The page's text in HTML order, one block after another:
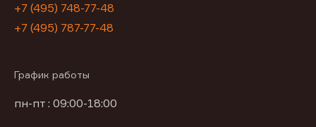
+7 (495) 748-77-48
+7 (495) 787-77-48
График работы
пн-пт : 09:00-18:00